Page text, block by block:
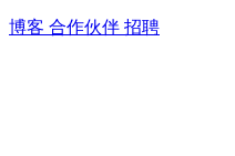
博客 合作伙伴 招聘